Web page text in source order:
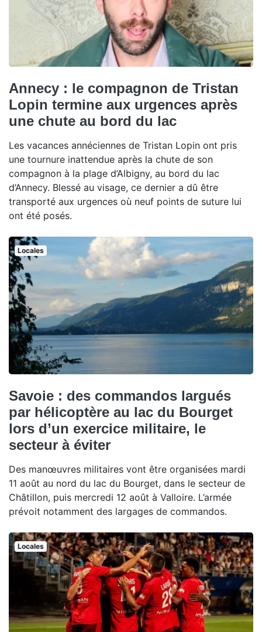
Annecy : le compagnon de Tristan
Lopin termine aux urgences après
une chute au bord du lac
Les vacances annéciennes de Tristan Lopin ont pris
une tournure inattendue après la chute de son
compagnon à la plage d’Albigny, au bord du lac
d’Annecy. Blessé au visage, ce dernier a dû être
transporté aux urgences où neuf points de suture lui
ont été posés.
Locales
Savoie : des commandos largués
par hélicoptère au lac du Bourget
lors d’un exercice militaire, le
secteur à éviter
Des manœuvres militaires vont être organisées mardi
11 août au nord du lac du Bourget, dans le secteur de
Châtillon, puis mercredi 12 août à Valloire. L’armée
prévoit notamment des largages de commandos.
Locales